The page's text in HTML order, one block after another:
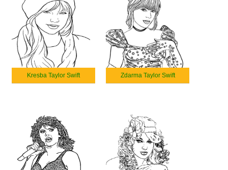
Kresba Taylor Swift Zdarma Taylor Swift